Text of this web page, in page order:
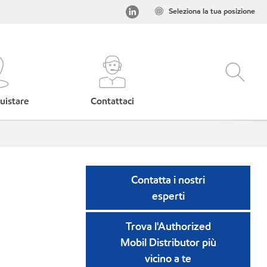
Seleziona la tua posizione
Contattaci
Contatta i nostri
esperti
Trova l'Authorized
Mobil Distributor più
vicino a te